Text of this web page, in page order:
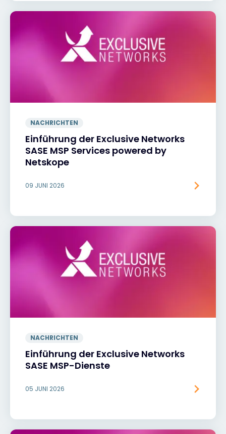
NACHRICHTEN
Einführung der Exclusive Networks
SASE MSP Services powered by
Netskope
09 JUNI 2026
NACHRICHTEN
Einführung der Exclusive Networks
SASE MSP-Dienste
05 JUNI 2026